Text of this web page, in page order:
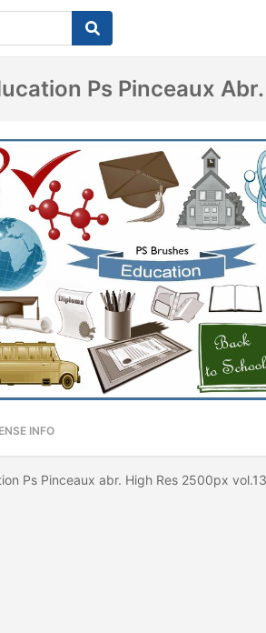
Ps Pinceaux Abr.
INFO
Ps Pinceaux abr. High Res 2500px vol.13